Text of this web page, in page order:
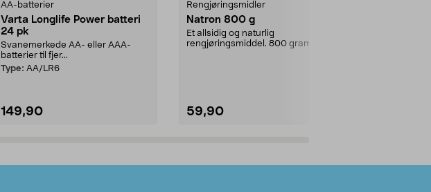
AA-batterier
Varta Longlife Power batteri
24 pk
Svanemerkede AA- eller AAA-
batterier til fjer...
Type: AA/LR6
149,90
Rengjøringsmidler
Natron 800 g
Et allsidig og naturlig
rengjøringsmiddel. 800 gram
59,90